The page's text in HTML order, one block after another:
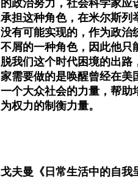
的政治努力，社会科学家应
承担这种角色，在米尔斯列
没有可能实现的，作为政治
不屑的一种角色，因此他只
脱我们这个时代困境的出路
家需要做的是唤醒曾经在美
一个大众社会的力量，帮助
为权力的制衡力量。
戈夫曼《日常生活中的自我